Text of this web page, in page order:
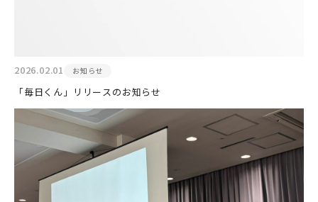
2026.02.01 お知らせ
「毎日くん」リリースのお知らせ